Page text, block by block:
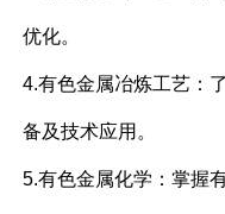
优化。
4.有色金属冶炼工艺：
备及技术应用。
5.有色金属化学：掌握